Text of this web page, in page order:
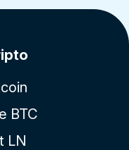
BTC
LN